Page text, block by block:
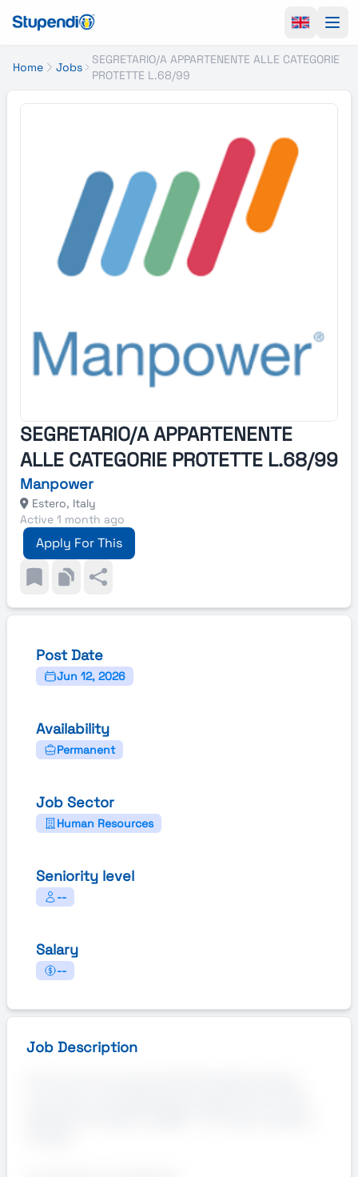
Home Jobs
SEGRETARIO/A APPARTENENTE ALLE CATEGORIE
PROTETTE L.68/99
SEGRETARIO/A APPARTENENTE
ALLE CATEGORIE PROTETTE L.68/99
Manpower
Estero, Italy
Active 1 month ago
Apply For This
Post Date
Jun 12, 2026
Availability
Permanent
Job Sector
Human Resources
Seniority level
--
Salary
--
Job Description